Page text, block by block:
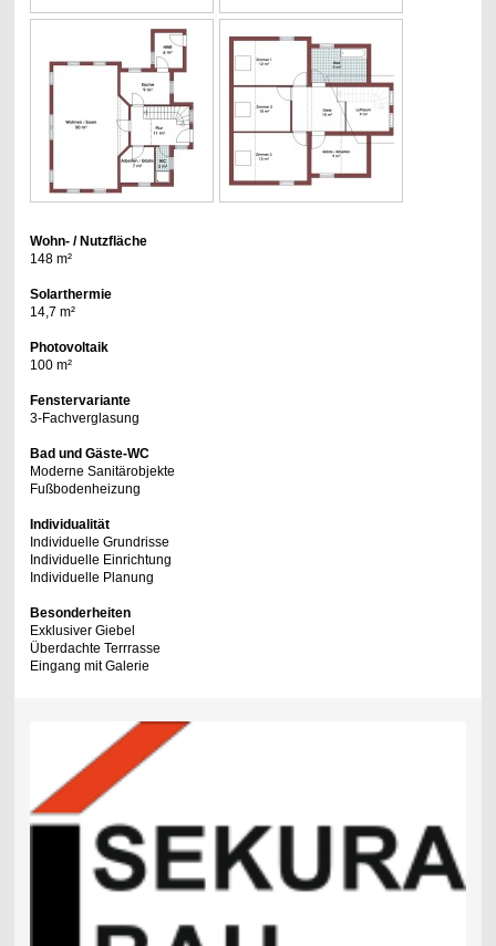
Wohn- / Nutzfläche
148 m²
Solarthermie
14,7 m²
Photovoltaik
100 m²
Fenstervariante
3-Fachverglasung
Bad und Gäste-WC
Moderne Sanitärobjekte
Fußbodenheizung
Individualität
Individuelle Grundrisse
Individuelle Einrichtung
Individuelle Planung
Besonderheiten
Exklusiver Giebel
Überdachte Terrrasse
Eingang mit Galerie